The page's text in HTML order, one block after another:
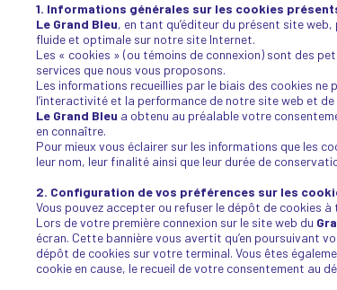
1. Informations générales sur les cookies
Le Grand Bleu, en tant qu’éditeur du présent site
fluide et optimale sur notre site Internet.
Les « cookies » (ou témoins de connexion) sont des
services que nous vous proposons.
Les informations recueillies par le biais des cookies
l’interactivité et la performance de notre site web et
Le Grand Bleu a obtenu au préalable votre
en connaître.
Pour mieux vous éclairer sur les informations que les
leur nom, leur finalité ainsi que leur durée de
2. Configuration de vos préférences sur les
Vous pouvez accepter ou refuser le dépôt de cookies
Lors de votre première connexion sur le site web du
écran. Cette bannière vous avertit qu’en poursuivant
dépôt de cookies sur votre terminal. Vous êtes
cookie en cause, le recueil de votre consentement au